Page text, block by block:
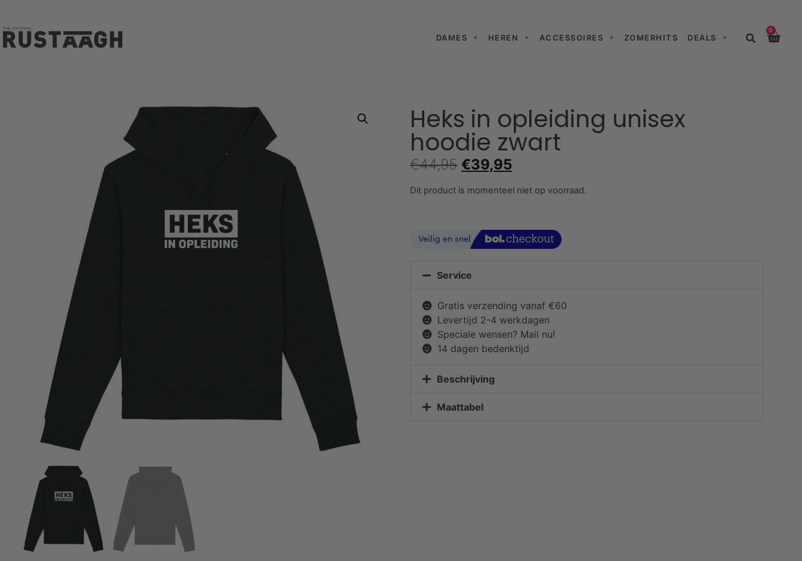
DAMES HEREN ACCESSOIRES ZOMERHITS DEALS
0
Heks in opleiding unisex
hoodie zwart
€44,95 €39,95
Dit product is momenteel niet op voorraad.
Service
Gratis verzending vanaf €60
Levertijd 2-4 werkdagen
Speciale wensen? Mail nu!
14 dagen bedenktijd
Beschrijving
Maattabel